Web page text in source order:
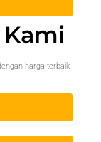
harga terbaik